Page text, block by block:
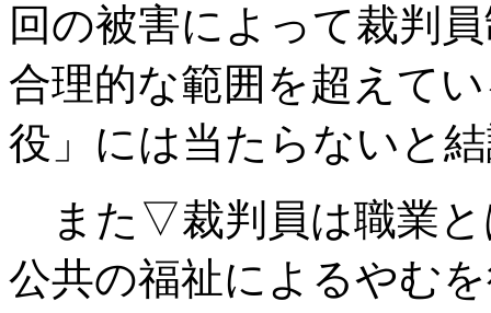
回の被害によって裁判
合理的な範囲を超えて
役」には当たらないと
また▽裁判員は職業と
公共の福祉によるやむ